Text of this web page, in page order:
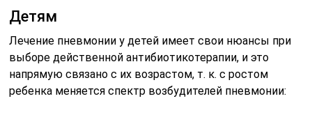
Детям
Лечение пневмонии у детей имеет свои нюансы при
выборе действенной антибиотикотерапии, и это
напрямую связано с их возрастом, т. к. с ростом
ребенка меняется спектр возбудителей пневмонии: